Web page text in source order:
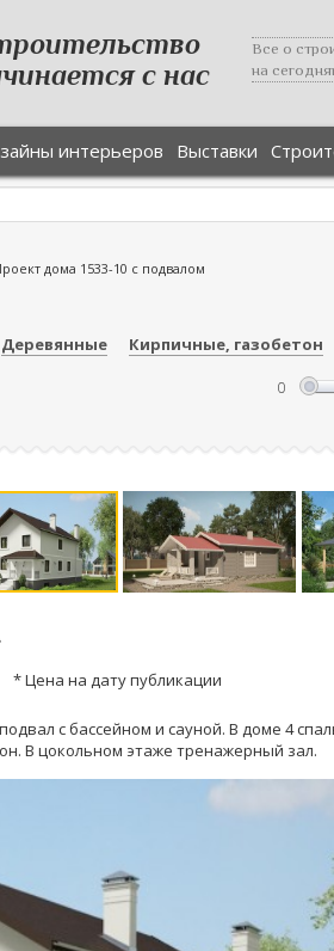
с нас
Все о
на
интерьеров Выставки
дома 1533-10 с подвалом
Деревянные Кирпичные, газобетон
* Цена на дату публикации
с бассейном и сауной. В доме 4
В цокольном этаже тренажерный зал.